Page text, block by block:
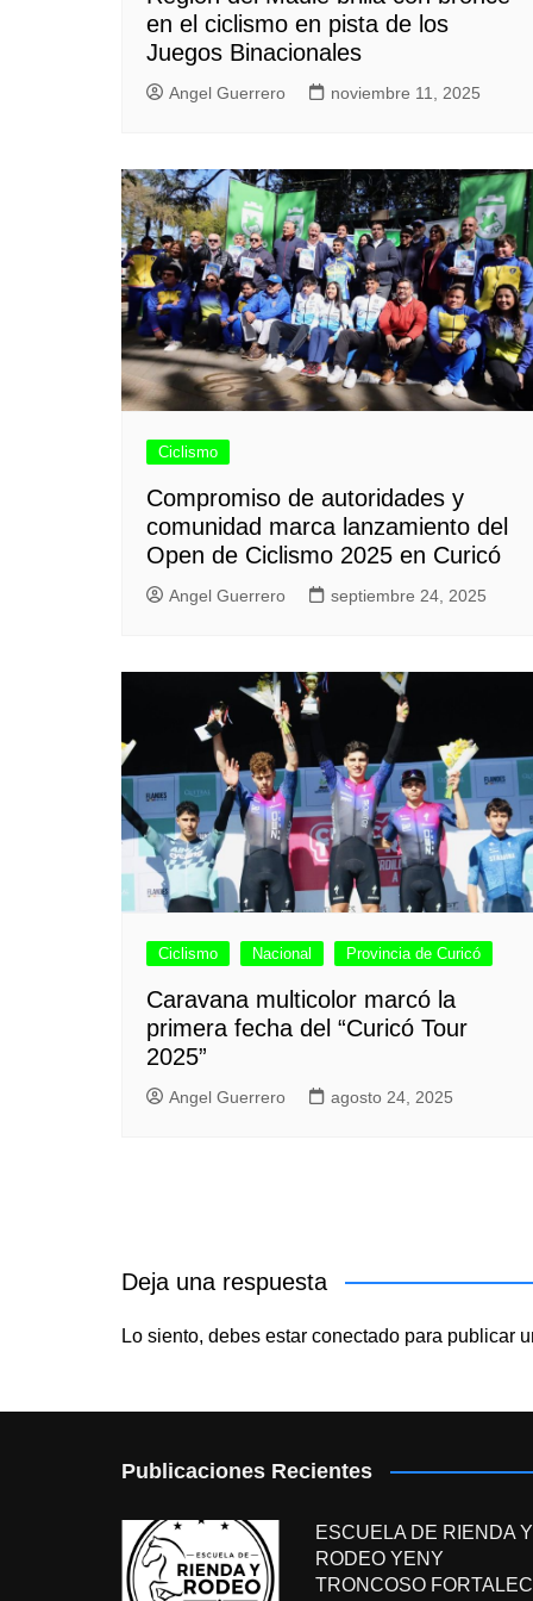
en el ciclismo en pista de los
Juegos Binacionales
Angel Guerrero noviembre 11, 2025
Ciclismo
Compromiso de autoridades y
comunidad marca lanzamiento del
Open de Ciclismo 2025 en Curicó
Angel Guerrero septiembre 24, 2025
Ciclismo Nacional Provincia de Curicó
Caravana multicolor marcó la
primera fecha del “Curicó Tour
2025”
Angel Guerrero agosto 24, 2025
Deja una respuesta
Lo siento, debes estar conectado para publicar
Publicaciones Recientes
ESCUELA DE RIENDA Y
RODEO YENY
TRONCOSO